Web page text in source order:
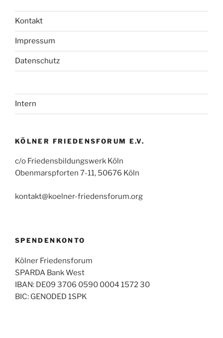
Kontakt
Impressum
Datenschutz
Intern
KÖLNER FRIEDENSFORUM E.V.
c/o Friedensbildungswerk Köln
Obenmarspforten 7-11, 50676 Köln
kontakt@koelner-friedensforum.org
SPENDENKONTO
Kölner Friedensforum
SPARDA Bank West
IBAN: DE09 3706 0590 0004 1572 30
BIC: GENODED 1SPK